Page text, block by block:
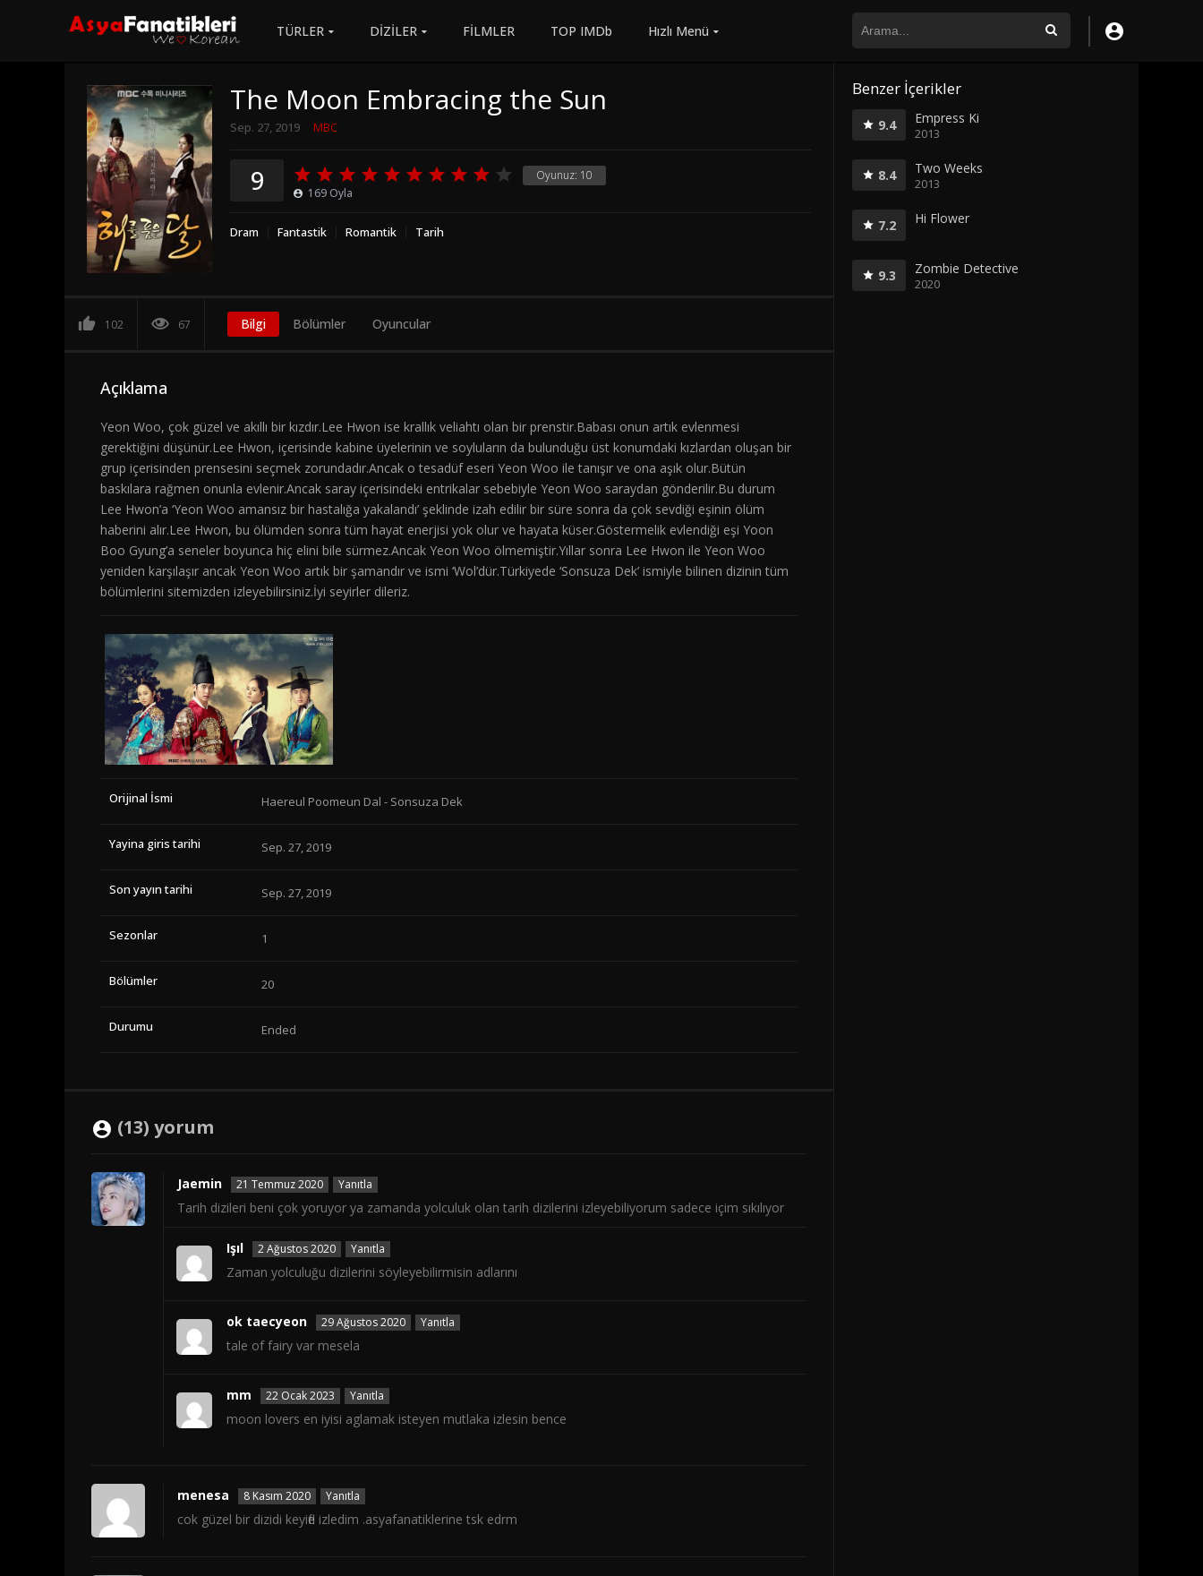
TÜRLER DİZİLER FİLMLER TOP IMDb Hızlı Menü
The Moon Embracing the Sun
Sep. 27, 2019 MBC
Oyunuz: 10
9 169 Oyla
Dram Fantastik Romantik Tarih
102 67 Bilgi Bölümler Oyuncular
Açıklama
Yeon Woo, çok güzel ve akıllı bir kızdır.Lee Hwon ise krallık veliahtı olan bir prenstir.Babası onun artık evlenmesi
gerektiğini düşünür.Lee Hwon, içerisinde kabine üyelerinin ve soyluların da bulunduğu üst konumdaki kızlardan oluşan bir
grup içerisinden prensesini seçmek zorundadır.Ancak o tesadüf eseri Yeon Woo ile tanışır ve ona aşık olur.Bütün
baskılara rağmen onunla evlenir.Ancak saray içerisindeki entrikalar sebebiyle Yeon Woo saraydan gönderilir.Bu durum
Lee Hwon’a ‘Yeon Woo amansız bir hastalığa yakalandı’ şeklinde izah edilir bir süre sonra da çok sevdiği eşinin ölüm
haberini alır.Lee Hwon, bu ölümden sonra tüm hayat enerjisi yok olur ve hayata küser.Göstermelik evlendiği eşi Yoon
Boo Gyung’a seneler boyunca hiç elini bile sürmez.Ancak Yeon Woo ölmemiştir.Yıllar sonra Lee Hwon ile Yeon Woo
yeniden karşılaşır ancak Yeon Woo artık bir şamandır ve ismi ‘Wol’dür.Türkiyede ‘Sonsuza Dek’ ismiyle bilinen dizinin tüm
bölümlerini sitemizden izleyebilirsiniz.İyi seyirler dileriz.
Orijinal İsmi Haereul Poomeun Dal - Sonsuza Dek
Yayina giris tarihi Sep. 27, 2019
Son yayın tarihi Sep. 27, 2019
Sezonlar 1
Bölümler 20
Durumu Ended
(13) yorum
Jaemin 21 Temmuz 2020 Yanıtla
Tarih dizileri beni çok yoruyor ya zamanda yolculuk olan tarih dizilerini izleyebiliyorum sadece içim sıkılıyor
Işıl 2 Ağustos 2020 Yanıtla
Zaman yolculuğu dizilerini söyleyebilirmisin adlarını
ok taecyeon 29 Ağustos 2020 Yanıtla
tale of fairy var mesela
mm 22 Ocak 2023 Yanıtla
moon lovers en iyisi aglamak isteyen mutlaka izlesin bence
menesa 8 Kasım 2020 Yanıtla
cok güzel bir dizidi keyifle izledim .asyafanatiklerine tsk edrm
Benzer İçerikler
9.4 Empress Ki
2013
8.4 Two Weeks
2013
7.2 Hi Flower
9.3 Zombie Detective
2020